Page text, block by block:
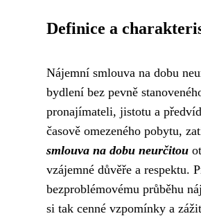
Definice a
Nájemní smlouva na dobu
bydlení bez pevně
pronajímateli, jistotu a
časově omezeného pobytu,
smlouva na dobu neurčitou
vzájemné důvěře a respektu.
bezproblémovému průběhu
si tak cenné vzpomínky a